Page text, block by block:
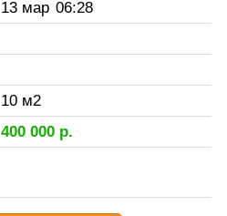
13 мар 06:28
10 м2
400 000р.